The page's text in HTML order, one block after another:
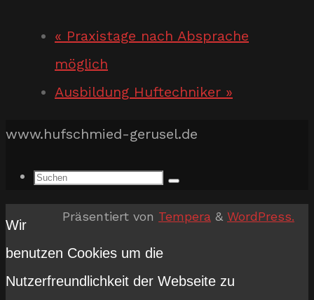
« Praxistage nach Absprache
möglich
Ausbildung Huftechniker »
www.hufschmied-gerusel.de
Suchen
nach:
Suchen
Präsentiert von Tempera & WordPress.
Wir
benutzen Cookies um die
Nutzerfreundlichkeit der Webseite zu